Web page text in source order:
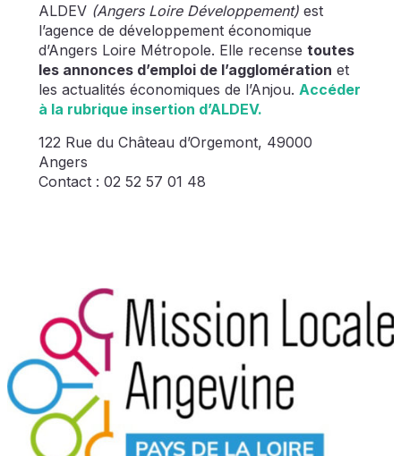
ALDEV (Angers Loire Développement)est
l’agence de développement économique
d’Angers Loire Métropole. Elle recense toutes
les annonces d’emploi de l’agglomération et
les actualités économiques de l’Anjou. Accéder
à la rubrique insertion d’ALDEV.
122 Rue du Château d’Orgemont, 49000
Angers
Contact : 02 52 57 01 48